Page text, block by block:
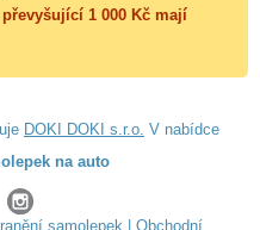
převyšující 1 000 Kč mají
DOKI DOKI s.r.o. V nabídce
na auto
samolepek Obchodní